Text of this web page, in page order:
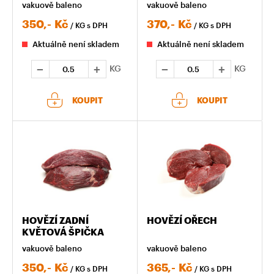
vakuově baleno
350,- Kč / KG s DPH
Aktuálně není skladem
KG
KOUPIT
vakuově baleno
370,- Kč / KG s DPH
Aktuálně není skladem
KG
KOUPIT
HOVĚZÍ ZADNÍ
KVĚTOVÁ ŠPIČKA
vakuově baleno
350,- Kč / KG s DPH
HOVĚZÍ OŘECH
vakuově baleno
365,- Kč / KG s DPH